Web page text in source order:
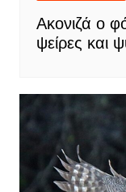
Ακονιζά ο
ψείρες και